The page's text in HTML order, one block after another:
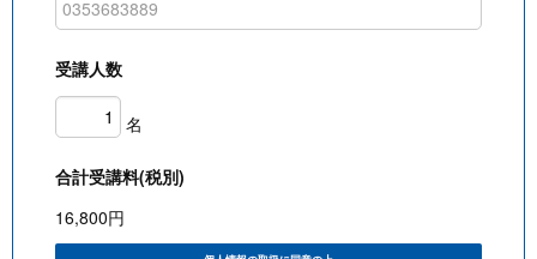
受講人数
名
合計受講料(税別)
16,800円